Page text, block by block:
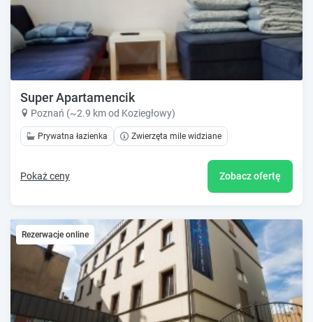
Super Apartamencik
Poznań (~2.9 km od Koziegłowy)
Prywatna łazienka Zwierzęta mile widziane
Pokaż ceny Zobacz ofertę
Rezerwacje online